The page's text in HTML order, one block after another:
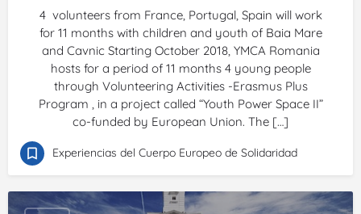
4 volunteers from France, Portugal, Spain will work
for 11 months with children and youth of Baia Mare
and Cavnic Starting October 2018, YMCA Romania
hosts for a period of 11 months 4 young people
through Volunteering Activities -Erasmus Plus
Program , in a project called “Youth Power Space II”
co-funded by European Union. The […]
Experiencias del Cuerpo Europeo de Solidaridad